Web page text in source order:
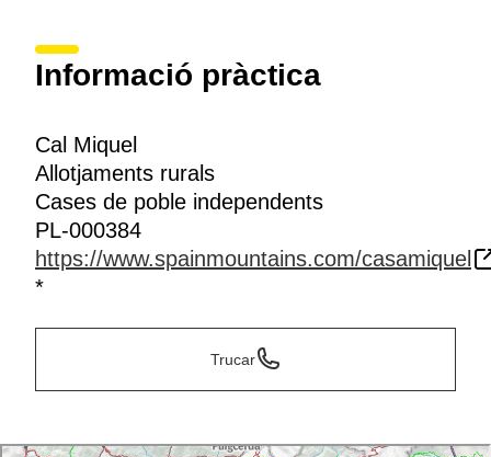
Informació pràctica
Cal Miquel
Allotjaments rurals
Cases de poble independents
PL-000384
https://www.spainmountains.com/casamiquel
*
Trucar